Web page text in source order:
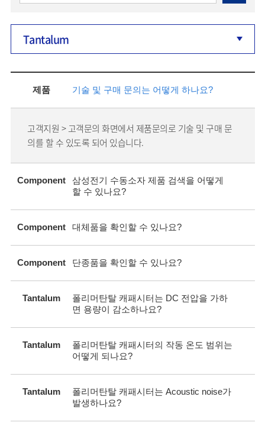
Tantalum
제품 기술 및 구매 문의는 어떻게 하나요?
고객지원 > 고객문의 화면에서 제품문의로 기술 및 구매 문
의를 할 수 있도록 되어 있습니다.
Component
삼성전기 수동소자 제품 검색을 어떻게
할 수 있나요?
Component 대체품을 확인할 수 있나요?
Component 단종품을 확인할 수 있나요?
Tantalum
폴리머탄탈 캐패시터는 DC 전압을 가하
면 용량이 감소하나요?
Tantalum
폴리머탄탈 캐패시터의 작동 온도 범위는
어떻게 되나요?
Tantalum
폴리머탄탈 캐패시터는 Acoustic noise가
발생하나요?